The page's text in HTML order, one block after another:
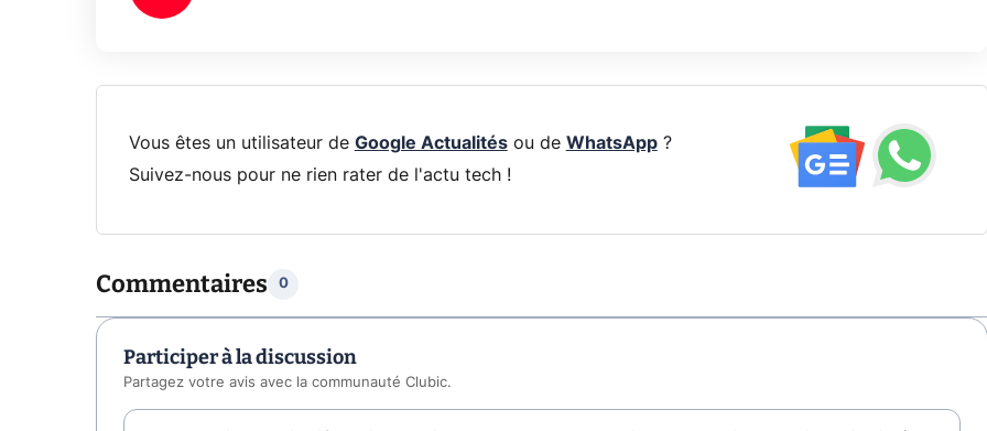
Vous êtes un utilisateur de Google Actualitésou de WhatsApp?
Suivez-nous pour ne rien rater de l'actu tech !
Commentaires 0
Participer à la discussion
Partagez votre avis avec la communauté Clubic.